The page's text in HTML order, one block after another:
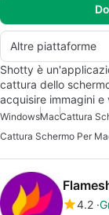
Altre piattaforme
Shotty è
cattura dello
acquisire immagini
WindowsMacCattura
Cattura Schermo Per
4.2